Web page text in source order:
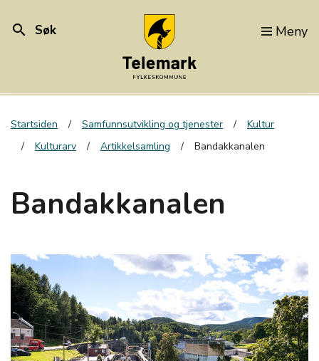
search Søk Meny
Startsiden Samfunnsutvikling og tjenester
Kultur
Kulturarv
Artikkelsamling Bandakkanalen
Bandakkanalen